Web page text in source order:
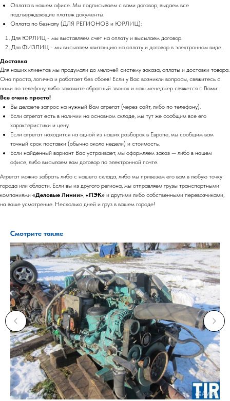
Оплата в нашем офисе. Мы подписываем с вами договор, выдаем все
подтверждающие платеж документы.
Оплата по безналу (ДЛЯ РЕГИОНОВ и ЮРЛИЦ):
Для ЮРЛИЦ - мы выставляем счет на оплату и высылаем договор.
Для ФИЗЛИЦ - мы высылаем квитанцию на оплату и договор в электронном виде.
Доставка
Для наших клиентов мы продумали до мелочей систему заказа, оплаты и доставки товара.
Она проста, логична и работает без сбоев! Если у Вас возникли вопросы, свяжитесь с
нами по телефону, либо закажите обратный звонок и наш менеджер свяжется с Вами:
Все очень просто!
Вы делаете запрос на нужный Вам агрегат (через сайт, либо по телефону).
Если агрегат есть в наличии на основном складе, мы тут же сообщим все его
характеристики и цену.
Если агрегат находится на одной из наших разборок в Европе, мы сообщим вам
точный срок поставки (обычно около недели) и стоимость.
Если найденный вариант Вас устраивает, мы оформляем заказ — либо в нашем
офисе, либо высылаем вам договор по электронной почте.
Агрегат можно забрать либо с нашего склада, либо мы привезем его вам в любую точку
города или области. Если вы из другого региона, мы отправляем грузы транспортными
компаниями «Деловые Линии», «ПЭК» и другими либо собственными перевозчиками,
на ваше усмотрение. Несколько дней и груз в вашем городе!
Смотрите также